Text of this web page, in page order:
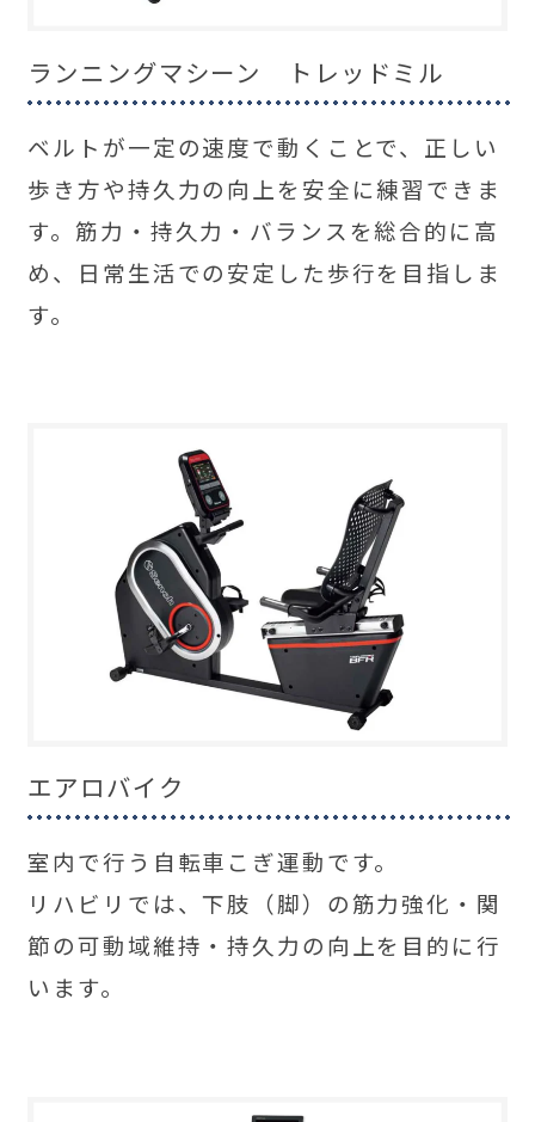
ランニングマシーン トレッドミル
ベルトが一定の速度で動くことで、正しい
歩き方や持久力の向上を安全に練習できま
す。筋力・持久力・バランスを総合的に高
め、日常生活での安定した歩行を目指しま
す。
エアロバイク
室内で行う自転車こぎ運動です。
リハビリでは、下肢（脚）の筋力強化・関
節の可動域維持・持久力の向上を目的に行
います。